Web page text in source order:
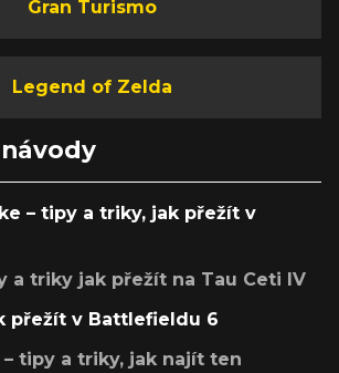
Gran Turismo
Legend of Zelda
– tipy a triky, jak přežít v
a triky jak přežít na Tau Ceti IV
přežít v Battlefieldu 6
tipy a triky, jak najít ten